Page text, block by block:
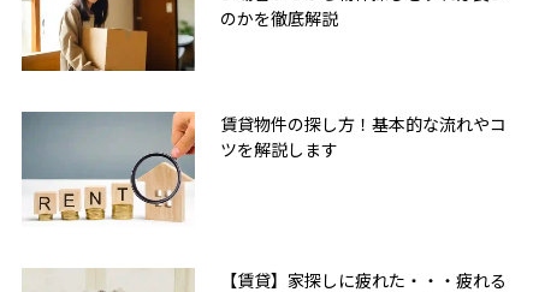
のかを徹底解説
賃貸物件の探し方！基本的な流れやコ
ツを解説します
【賃貸】家探しに疲れた・・・疲れる